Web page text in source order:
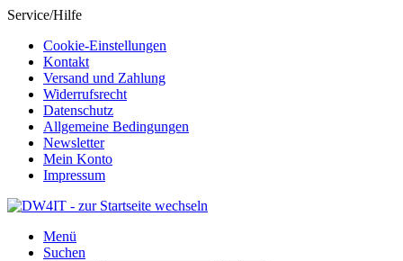
Service/Hilfe
Cookie-Einstellungen
Kontakt
Versand und Zahlung
Widerrufsrecht
Datenschutz
Allgemeine Bedingungen
Newsletter
Mein Konto
Impressum
Menü
Suchen